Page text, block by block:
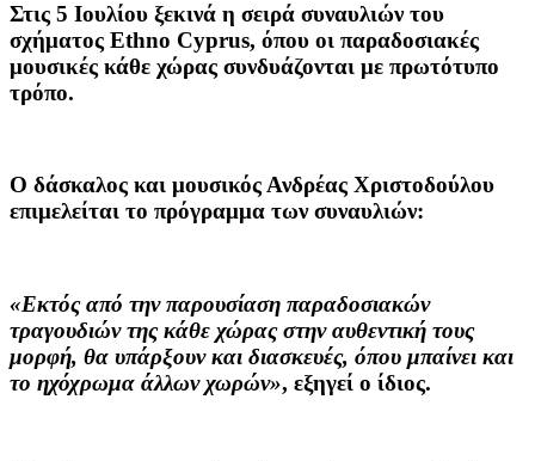
Στις 5 Ιουλίου ξεκινά η σειρά συναυλιών του
σχήματος Ethno Cyprus, όπου οι παραδοσιακές
μουσικές κάθε χώρας συνδυάζονται με πρωτότυπο
τρόπο.
Ο δάσκαλος και μουσικόςΑνδρέας Χριστοδούλου
επιμελείται το πρόγραμμα των συναυλιών:
«Εκτός από την παρουσίαση παραδοσιακών
τραγουδιών της κάθε χώρας στην αυθεντική τους
μορφή, θα υπάρξουν και διασκευές, όπου μπαίνει και
το ηχόχρωμα άλλων χωρών», εξηγεί ο ίδιος.